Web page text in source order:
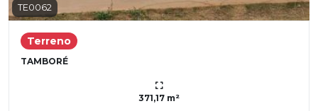
TE0062
Terreno
TAMBORÉ
371,17 m²